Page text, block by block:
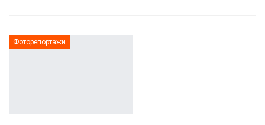
Фоторепортажи